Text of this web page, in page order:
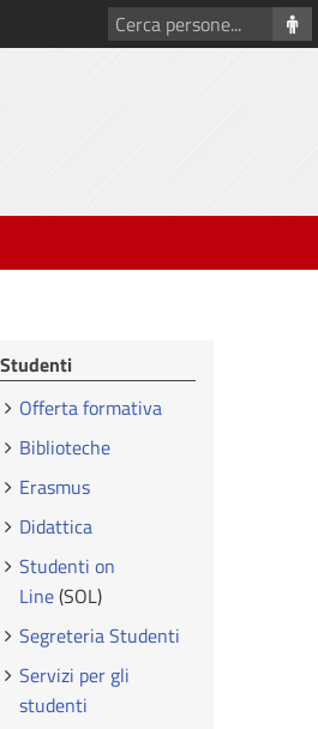
Cerca
persone
Studenti
Offerta formativa
Biblioteche
Erasmus
Didattica
Studenti on
Line(SOL)
Segreteria Studenti
Servizi per gli
studenti